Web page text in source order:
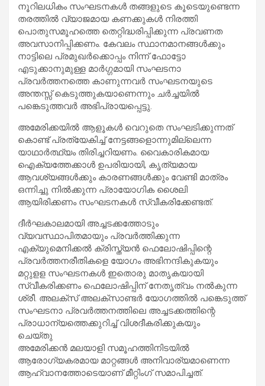
നൂറിലധികം സംഘടനകൾ തങ്ങളുടെ കൂടെയുണ്ടെന്ന
തരത്തിൽ വ്യാജമായ കണക്കുകൾ നിരത്തി
പൊതുസമൂഹത്തെ തെറ്റിദ്ധരിപ്പിക്കുന്ന പ്രവണത
അവസാനിപ്പിക്കണം. കേവലം സ്ഥാനമാനങ്ങൾക്കും
നാട്ടിലെ പ്രമുഖർക്കൊപ്പം നിന്ന് ഫോട്ടോ
എടുക്കാനുമുള്ള മാർഗ്ഗമായി സംഘടനാ
പ്രവർത്തനത്തെ കാണുന്നവർ സംഘടനയുടെ
അന്തസ്സ് കെടുത്തുകയാണെന്നും ചർച്ചയിൽ
പങ്കെടുത്തവർ അഭിപ്രായപ്പെട്ടു.
അമേരിക്കയിൽ ആളൂകൾ വെറുതെ സംഘടിക്കുന്നത്
കൊണ്ട് പ്രത്യേകിച്ച് നേട്ടങ്ങളൊന്നുമില്ലെന്ന
യാഥാർത്ഥ്യം തിരിച്ചറിയണം. വൈകാരികമായ
ഐക്യത്തേക്കാൾ ഉപരിയായി, കൃത്യമായ
ആവശ്യങ്ങൾക്കും കാരണങ്ങൾക്കും വേണ്ടി മാത്രം
ഒന്നിച്ചു നിൽക്കുന്ന പ്രായോഗിക ശൈലി
ആയിരിക്കണം സംഘടനകൾ സ്വീകരിക്കേണ്ടത്.
ദീർഘകാലമായി അച്ചടക്കത്തോടും
വ്യവസ്ഥാപിതമായും പ്രവർത്തിക്കുന്ന
എക്യുമെനിക്കൽ ക്രിസ്ത്യൻ ഫെലോഷിപ്പിന്റെ
പ്രവർത്തനരീതികളെ യോഗം അഭിനന്ദികുകയും
മറ്റുളള സംഘടനകൾ ഇതൊരു മാതൃകയായി
സ്വീകരിക്കണം ഫെലോഷിപ്പിന് നേതൃത്വം നൽകുന്ന
ശ്രീ. അലക്സ് അലക്സാണ്ടർ യോഗത്തിൽ പങ്കെടുത്ത്
സംഘടനാ പ്രവർത്തനത്തിലെ അച്ചടക്കത്തിന്റെ
പ്രാധാന്യത്തെക്കുറിച്ച് വിശദീകരിക്കുകയും
ചെയ്തു
അമേരിക്കൻ മലയാളി സമൂഹത്തിനിടയിൽ
ആരോഗ്യകരമായ മാറ്റങ്ങൾ അനിവാര്യമാണെന്ന
ആഹ്വാനത്തോടെയാണ് മീറ്റിംഗ് സമാപിച്ചത്.